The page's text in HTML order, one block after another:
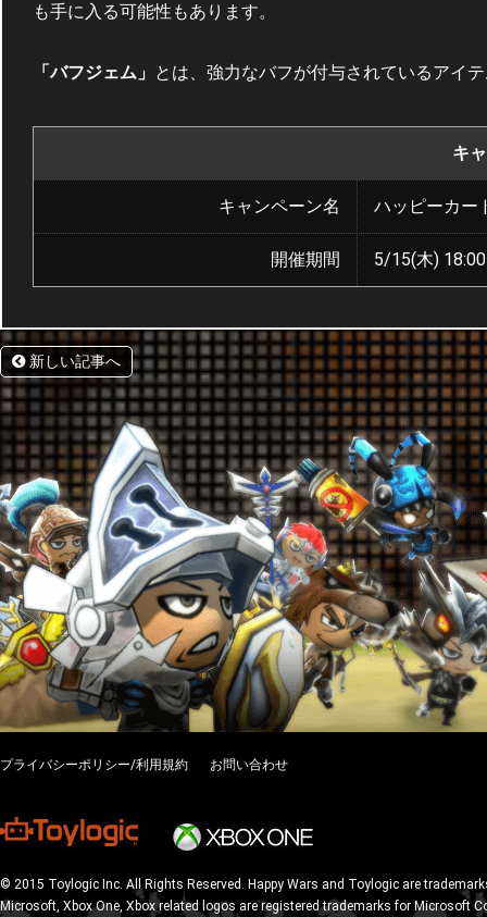
も手に入る可能性もあります。
「バフジェム」 とは、強力なバフが付与されているアイ
キ
キャンペーン名 ハッピーカー
開催期間 5/15(木)
新しい記事へ
プライバシーポリシー/利用規約 お問い合わせ
© 2015 Toylogic Inc. All Rights Reserved. Happy Wars and Toylogic are
Microsoft, Xbox One, Xbox related logos are registered trademarks for Microsoft